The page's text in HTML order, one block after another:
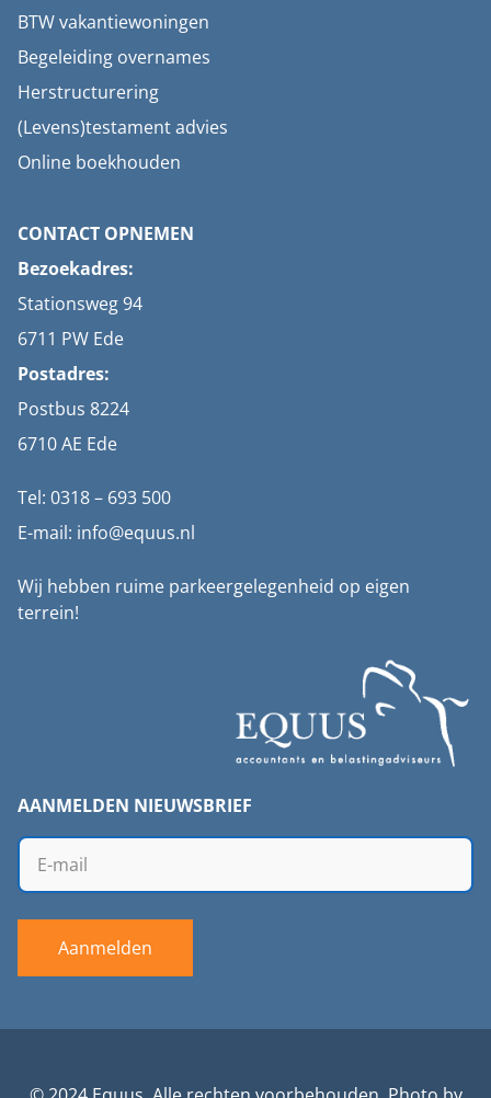
BTW vakantiewoningen
Begeleiding overnames
Herstructurering
(Levens)testament advies
Online boekhouden
CONTACT OPNEMEN
Bezoekadres:
Stationsweg 94
6711 PW Ede
Postadres:
Postbus 8224
6710 AE Ede
Tel: 0318 – 693 500
E-mail: info@equus.nl
Wij hebben ruime parkeergelegenheid op eigen
terrein!
AANMELDEN NIEUWSBRIEF
Aanmelden